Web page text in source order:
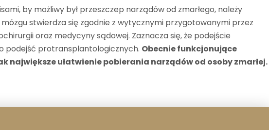
by możliwy był przeszczep narządów od zmarłego, należy
stwierdza się zgodnie z wytycznymi przygotowanymi przez
oraz medycyny sądowej. Zaznacza się, że podejście
podejść protransplantologicznych. Obecnie funkcjonujące
największe ułatwienie pobierania narządów od osoby zmarłej.